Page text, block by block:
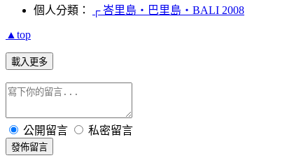
個人分類：
┌ 峇里島‧巴里島‧BALI 2008
▲top
載入更多
公開留言 私密留言
發佈留言